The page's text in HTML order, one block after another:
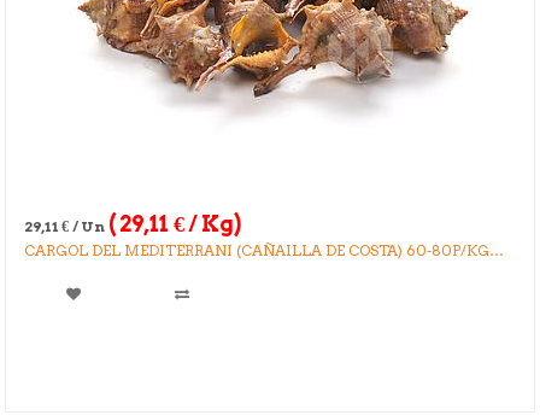
29,11 € / Un (29,11 €/ Kg)
CARGOL DEL MEDITERRANI (CAÑAILLA DE COSTA) 60-80P/KG